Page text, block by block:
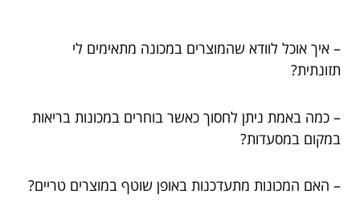
– איך אוכל לוודא שהמוצרים במכונה מתאימים לי
תזונתית?
– כמה באמת ניתן לחסוך כאשר בוחרים במכונות בריאות
במקום במסעדות?
– האם המכונות מתעדכנות באופן שוטף במוצרים טריים?